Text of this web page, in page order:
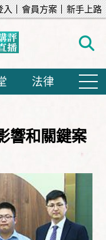
入 會員方案 新手上路
法律
響和關鍵案